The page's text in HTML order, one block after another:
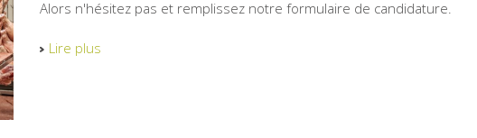
Alors n'hésitez pas et remplissez notre formulaire de candidature.
Lire plus